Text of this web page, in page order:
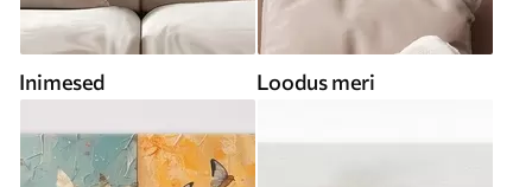
Inimesed Loodus meri